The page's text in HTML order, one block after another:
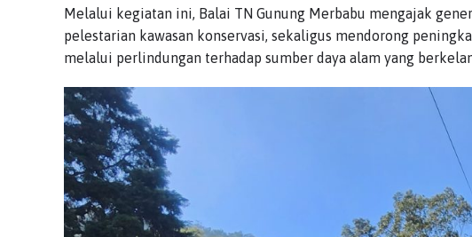
Melalui kegiatan ini, Balai TN Gunung Merbabu mengajak
pelestarian kawasan konservasi, sekaligus mendorong
melalui perlindungan terhadap sumber daya alam yang